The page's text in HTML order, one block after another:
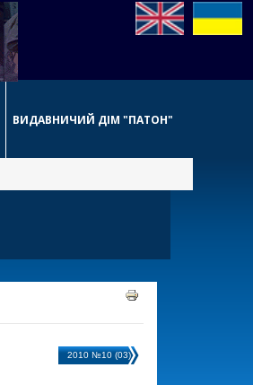
ВИДАВНИЧИЙ ДІМ "ПАТОН"
2010 №10 (03)